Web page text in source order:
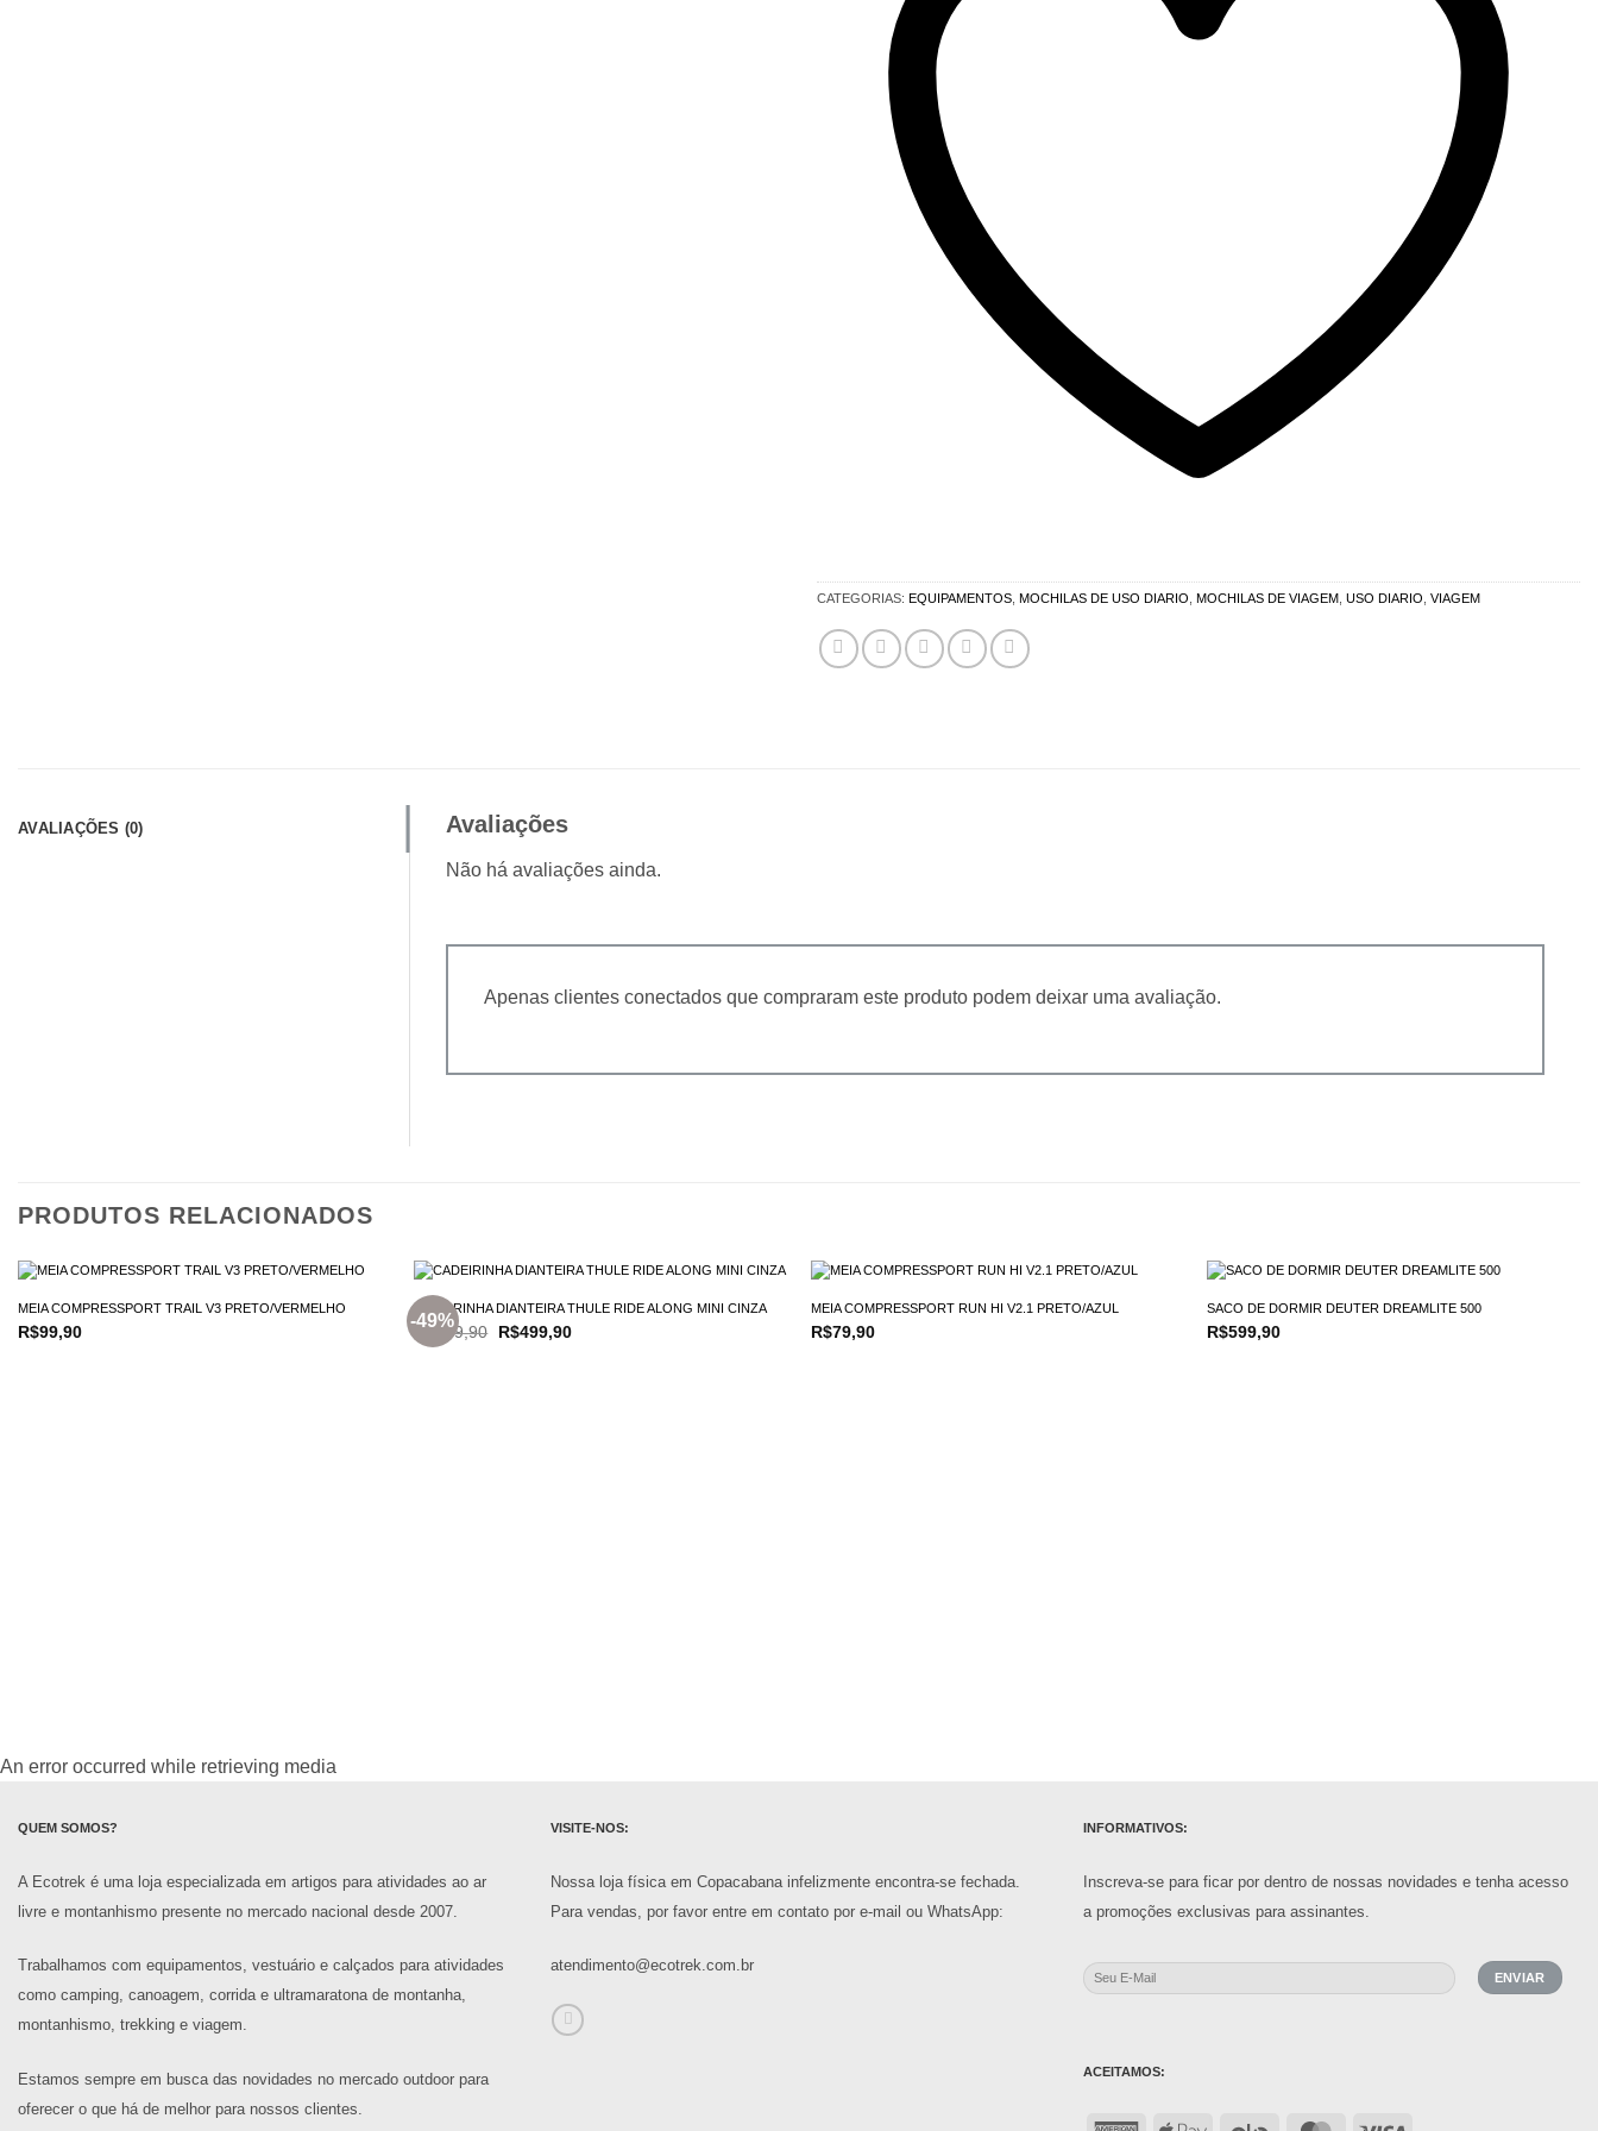
CATEGORIAS: EQUIPAMENTOS MOCHILAS DE USO DIARIO MOCHILAS DE VIAGEM USO DIARIO VIAGEM
AVALIAÇÕES (0) Avaliações
Não há avaliações ainda.
Apenas clientes conectados que compraram este produto podem deixar uma avaliação.
PRODUTOS RELACIONADOS
MEIA COMPRESSPORT TRAIL V3 PRETO/VERMELHO
R$99,90
-49%
CADEIRINHA DIANTEIRA THULE RIDE ALONG MINI CINZA
R$ 989,90
O
R$499,90O
MEIA COMPRESSPORT RUN HI V2.1 PRETO/AZUL
R$79,90
SACO DE DORMIR DEUTER DREAMLITE 500
R$599,90
An error occurred while retrieving media
QUEM SOMOS?
A Ecotrek é uma loja especializada em artigos para atividades ao ar
livre e montanhismo presente no mercado nacional desde 2007.
Trabalhamos com equipamentos, vestuário e calçados para atividades
como camping, canoagem, corrida e ultramaratona de montanha,
montanhismo, trekking e viagem.
Estamos sempre em busca das novidades no mercado outdoor para
oferecer o que há de melhor para nossos clientes.
VISITE-NOS:
Nossa loja física em Copacabana infelizmente encontra-se fechada.
Para vendas, por favor entre em contato por e-mail ou WhatsApp:
atendimento@ecotrek.com.br
INFORMATIVOS:
Inscreva-se para ficar por dentro de nossas novidades e tenha acesso
a promoções exclusivas para assinantes.
ACEITAMOS: